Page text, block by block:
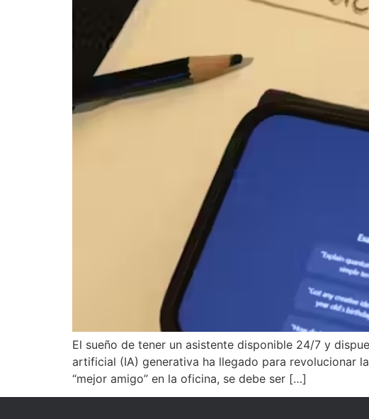
El sueño de tener un asistente disponible 24/7 y
artificial (IA) generativa ha llegado para revolucionar
“mejor amigo” en la oficina, se debe ser […]